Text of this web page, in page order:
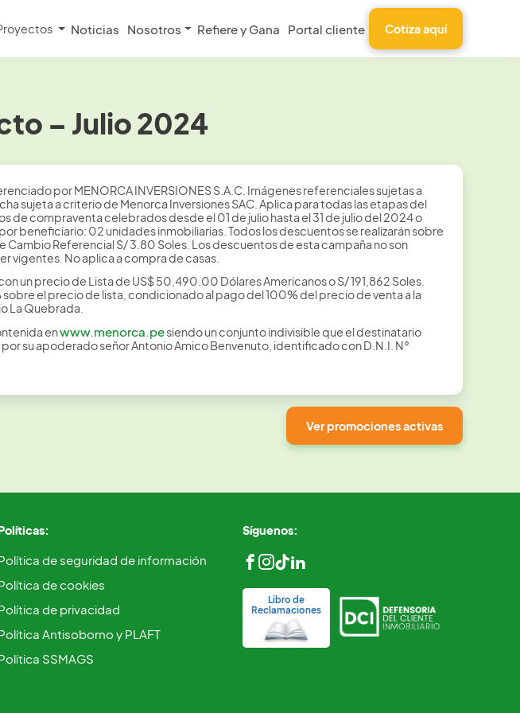
Noticias Nosotros Refiere y Gana Portal cliente Cotiza aquí
– Julio 2024
por MENORCA INVERSIONES S.A.C. Imágenes referenciales sujetas a
sujeta a criterio de Menorca Inversiones SAC. Aplica para todas las etapas del
compraventa celebrados desde el 01 de julio hasta el 31 de julio del 2024 o
beneficiario: 02 unidades inmobiliarias. Todos los descuentos se realizarán sobre
Referencial S/ 3.80 Soles. Los descuentos de esta campaña no son
vigentes. No aplica a compra de casas.
un precio de Lista de US$ 50,490.00 Dólares Americanos o S/ 191,862 Soles.
el precio de lista, condicionado al pago del 100% del precio de venta a la
La Quebrada.
enwww.menorca.pesiendo un conjunto indivisible que el destinatario
su apoderado señor Antonio Amico Benvenuto, identificado con D.N.I. N°
Ver promociones activas
de seguridad de información
de cookies
de privacidad
Antisoborno y PLAFT
SSMAGS
Síguenos:
Libro de
Reclamaciones